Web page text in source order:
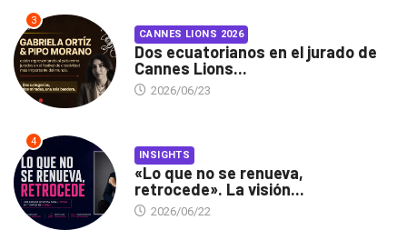
3
CANNES LIONS 2026
Dos ecuatorianos en el jurado de
Cannes Lions...
2026/06/23
4
INSIGHTS
«Lo que no se renueva,
retrocede». La visión...
2026/06/22